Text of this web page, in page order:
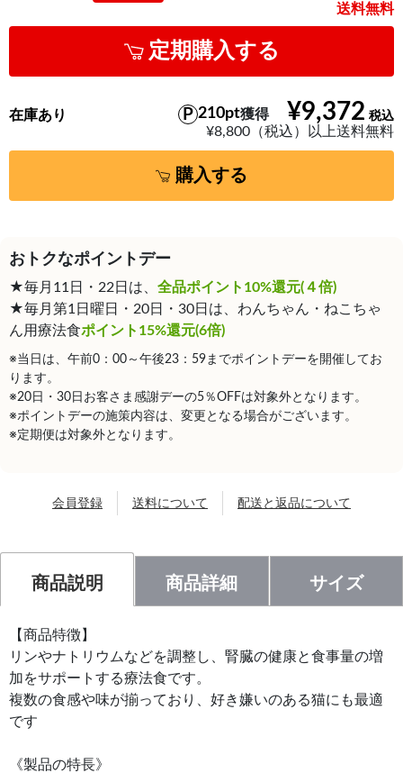
送料無料
定期購入する
¥9,372
210pt獲得
¥8,800（税込）以上送料無料
在庫あり
購入する
おトクなポイントデー
★毎月11日・22日は、 全品ポイント10%還元(４倍)
★毎月第1日曜日・20日・30日は、わんちゃん・ねこちゃ
ん用療法食ポイント15%還元(6倍)
※当日は、午前0：00～午後23：59までポイントデーを開催してお
ります。
※20日・30日お客さま感謝デーの5％OFFは対象外となります。
※ポイントデーの施策内容は、変更となる場合がございます。
※定期便は対象外となります。
会員登録 送料について 配送と返品について
商品説明 商品詳細 サイズ
【商品特徴】
リンやナトリウムなどを調整し、腎臓の健康と食事量の増
加をサポートする療法食です。
複数の食感や味が揃っており、好き嫌いのある猫にも最適
です
《製品の特長》